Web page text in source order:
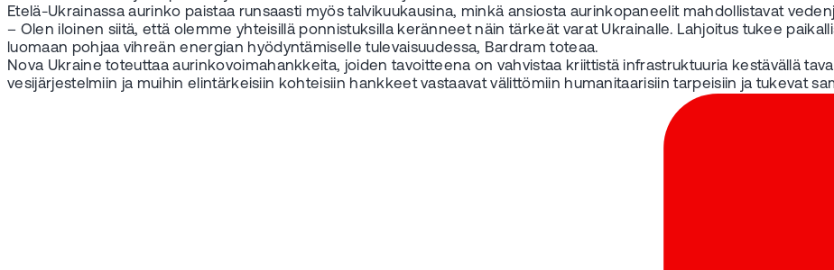
Etelä-Ukrainassa aurinko paistaa runsaasti myös talvikuukausina, minkä ansiosta aurinkopaneelit mahdollistavat
– Olen iloinen siitä, että olemme yhteisillä ponnistuksilla keränneet näin tärkeät varat Ukrainalle. Lahjoitus tukee
luomaan pohjaa vihreän energian hyödyntämiselle tulevaisuudessa, Bardram toteaa.
Nova Ukraine toteuttaa aurinkovoimahankkeita, joiden tavoitteena on vahvistaa kriittistä infrastruktuuria kestävällä
vesijärjestelmiin ja muihin elintärkeisiin kohteisiin hankkeet vastaavat välittömiin humanitaarisiin tarpeisiin ja tukevat